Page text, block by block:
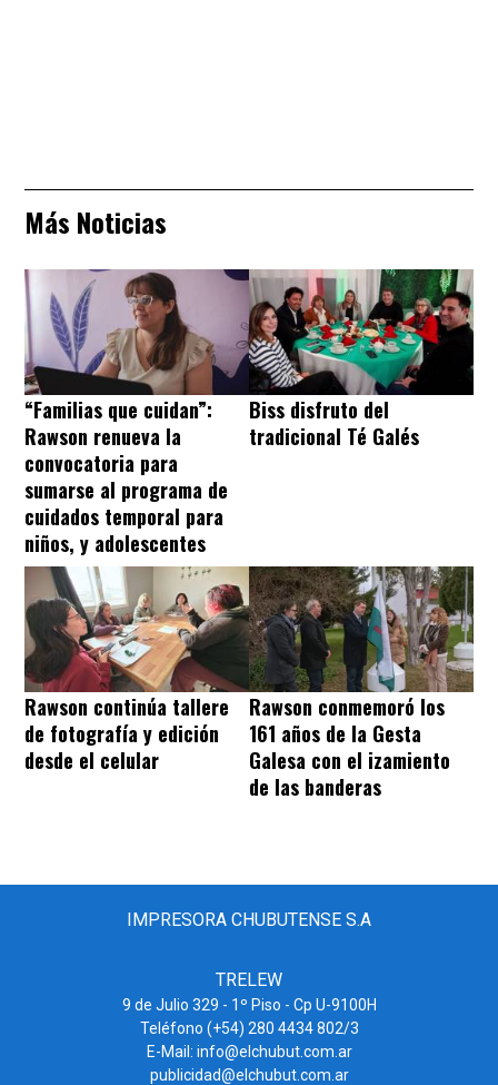
Más Noticias
“Familias que cuidan”:
Rawson renueva la
convocatoria para
sumarse al programa de
cuidados temporal para
niños, y adolescentes
Biss disfruto del
tradicional Té Galés
Rawson continúa tallere
de fotografía y edición
desde el celular
Rawson conmemoró los
161 años de la Gesta
Galesa con el izamiento
de las banderas
IMPRESORA CHUBUTENSE S.A
TRELEW
9 de Julio 329 - 1º Piso - Cp U-9100H
Teléfono (+54) 280 4434 802/3
E-Mail: info@elchubut.com.ar
publicidad@elchubut.com.ar